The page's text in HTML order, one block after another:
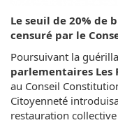
Le seuil de 20% de
censuré par le
Poursuivant la
parlementaires Les
au Conseil
Citoyenneté
restauration